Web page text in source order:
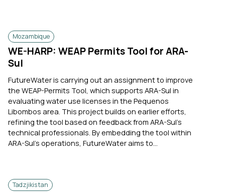
Mozambique
WE-HARP: WEAP Permits Tool for ARA-
Sul
FutureWater is carrying out an assignment to improve
the WEAP-Permits Tool, which supports ARA-Sul in
evaluating water use licenses in the Pequenos
Libombos area. This project builds on earlier efforts,
refining the tool based on feedback from ARA-Sul’s
technical professionals. By embedding the tool within
ARA-Sul’s operations, FutureWater aims to...
Tadzjikistan